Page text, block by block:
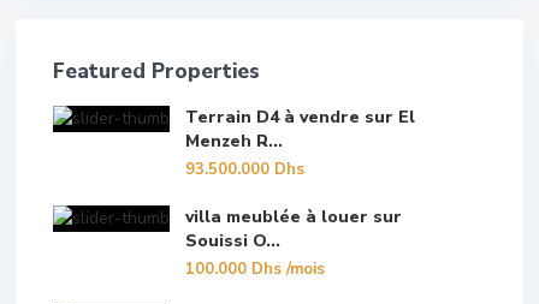
Featured Properties
Terrain D4 à vendre sur El
Menzeh R...
93.500.000 Dhs
villa meublée à louer sur
Souissi O...
100.000 Dhs/mois